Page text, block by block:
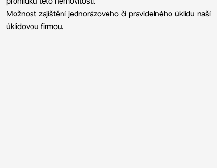
Možnost zajištění jednorázového či pravidelného úklidu naší
úklidovou firmou.